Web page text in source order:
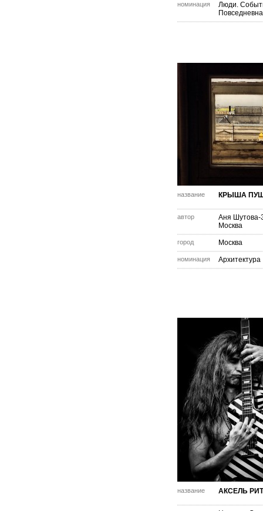
номинация
Люди.
название КРЫША
автор
Аня Шутова-
Москва
город Москва
номинация Архитектура
название АКСЕЛЬ